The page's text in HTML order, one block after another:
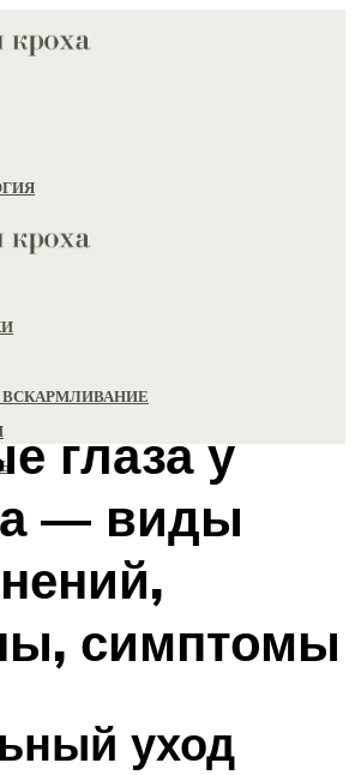
ВСКАРМЛИВАНИЕ
глаза у
— виды
симптомы
уход